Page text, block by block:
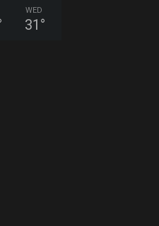
WED
31 °